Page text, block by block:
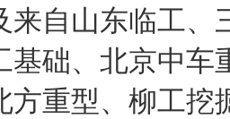
来自山东临工、
基础、北京中车
方重型、柳工挖